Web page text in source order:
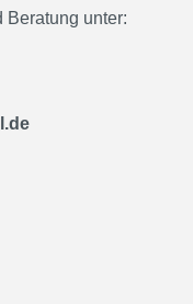
Beratung unter: